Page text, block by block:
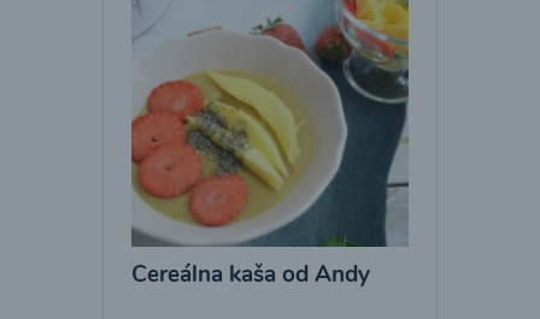
Cereálna kaša od Andy